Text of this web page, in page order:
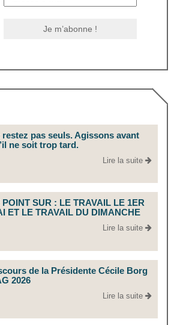
restez pas seuls. Agissons avant
ne soit trop tard.
Lire la suite
POINT SUR : LE TRAVAIL LE 1ER
ET LE TRAVAIL DU DIMANCHE
Lire la suite
de la Présidente Cécile Borg
2026
Lire la suite